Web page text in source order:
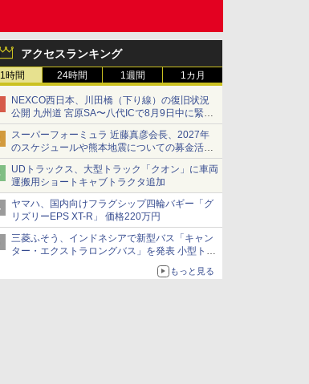
アクセスランキング
1時間 24時間 1週間 1カ月
NEXCO西日本、川田橋（下り線）の復旧状況
公開 九州道 宮原SA〜八代ICで8月9日中に緊急
車両を通行可能に
スーパーフォーミュラ 近藤真彦会長、2027年
のスケジュールや熊本地震についての募金活動
を紹介
UDトラックス、大型トラック「クオン」に車両
運搬用ショートキャブトラクタ追加
ヤマハ、国内向けフラグシップ四輪バギー「グ
リズリーEPS XT-R」 価格220万円
三菱ふそう、インドネシアで新型バス「キャン
ター・エクストラロングバス」を発表 小型トラ
ックベースの観光・旅客輸送向けバス
もっと見る